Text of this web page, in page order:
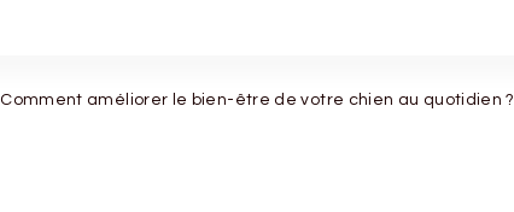
Comment améliorer le bien-être de votre chien au quotidien ?